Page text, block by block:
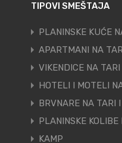
TIPOVI SMEŠTAJA
PLANINSKE KUĆE
APARTMANI NA
VIKENDICE NA TARI
HOTELI I MOTELI
BRVNARE NA TARI
PLANINSKE KOLIBE
KAMP